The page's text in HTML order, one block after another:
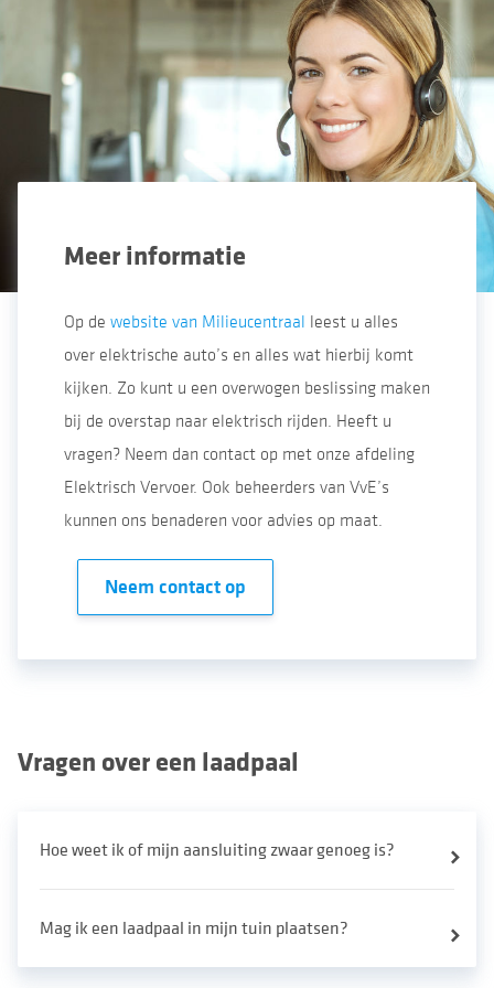
leverancier zijn dan de leverancier van uw
Meer informatie
Op de website van Milieucentraal leest u alles
over elektrische auto’s en alles wat hierbij komt
kijken. Zo kunt u een overwogen beslissing maken
bij de overstap naar elektrisch rijden. Heeft u
vragen? Neem dan contact op met onze afdeling
Elektrisch Vervoer. Ook beheerders van VvE’s
kunnen ons benaderen voor advies op maat.
Neem contact op
Vragen over een laadpaal
Hoe weet ik of mijn aansluiting zwaar genoeg is?
Mag ik een laadpaal in mijn tuin plaatsen?